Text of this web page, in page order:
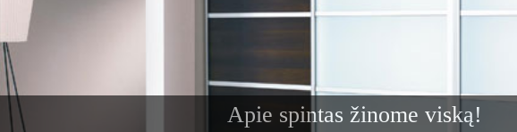
Apie spintas žinome viską!